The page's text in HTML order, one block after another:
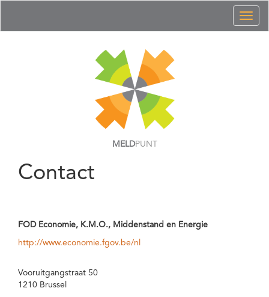
MELDPUNT
Contact
FOD Economie, K.M.O., Middenstand en Energie
http://www.economie.fgov.be/nl
Vooruitgangstraat 50
1210 Brussel